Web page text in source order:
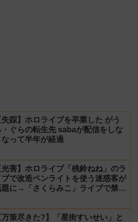
失踪】ホロライブを卒業した がう
・ぐらの転生先 sabaが配信をしな
なって半年が経過
光害】ホロライブ「桃鈴ねね」のラ
ブで改造ペンライトを使う迷惑客が
題に→「さくらみこ」ライブで禁止
万策尽きた?】「星街すいせい」と